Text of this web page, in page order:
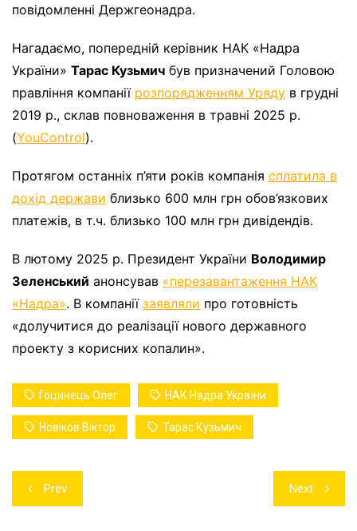
повідомленні Держгеонадра.
Нагадаємо, попередній керівник НАК «Надра
України» Тарас Кузьмич був призначений Головою
правління компанії розпорядженням Уряду в грудні
2019 р., склав повноваження в травні 2025 р.
(YouControl).
Протягом останніх п’яти років компанія сплатила в
дохід держави близько 600 млн грн обов’язкових
платежів, в т.ч. близько 100 млн грн дивідендів.
В лютому 2025 р. Президент України Володимир
Зеленський анонсував «перезавантаження НАК
«Надра». В компанії заявляли про готовність
«долучитися до реалізації нового державного
проекту з корисних копалин».
Гоцинець Олег НАК Надра України
Новіков Віктор Тарас Кузьмич
Навігація
записів
Prev Next